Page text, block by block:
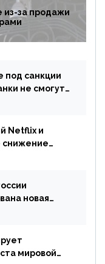
за продажи
под санкции
не смогут
Netflix и
снижение
новая
мировой